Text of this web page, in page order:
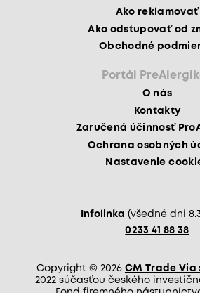
Ako reklamovať
Ako odstupovať od
Obchodné
Portál
O nás
Kontakty
Zaručená účinnosť
Ochrana osobných
Nastavenie
Infolinka (všedné dni
0233 41 88 38
Copyright © 2026 CM Trade Via
2022 súčasťou českého